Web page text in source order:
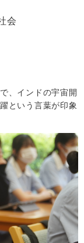
会
、インドの宇宙開
という言葉が印象